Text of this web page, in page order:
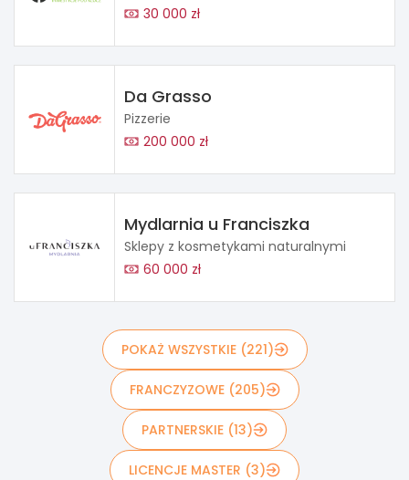
30 000 zł
Da Grasso
Pizzerie
200 000 zł
Mydlarnia u Franciszka
Sklepy z kosmetykami naturalnymi
60 000 zł
POKAŻ WSZYSTKIE (221)
FRANCZYZOWE (205)
PARTNERSKIE (13)
LICENCJE MASTER (3)